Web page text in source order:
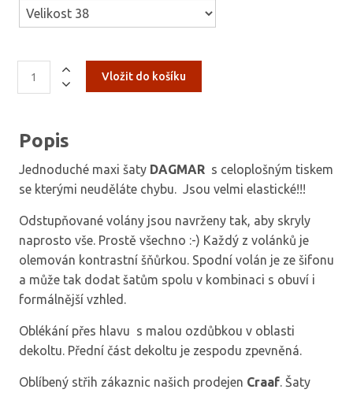
Popis
Jednoduché maxi šaty DAGMAR s celoplošným tiskem
se kterými neuděláte chybu. Jsou velmi elastické!!!
Odstupňované volány jsou navrženy tak, aby skryly
naprosto vše. Prostě všechno :-) Každý z volánků je
olemován kontrastní šňůrkou. Spodní volán je ze šifonu
a může tak dodat šatům spolu v kombinaci s obuví i
formálnější vzhled.
Oblékání přes hlavu s malou ozdůbkou v oblasti
dekoltu. Přední část dekoltu je zespodu zpevněná.
Oblíbený střih zákaznic našich prodejen Craaf. Šaty